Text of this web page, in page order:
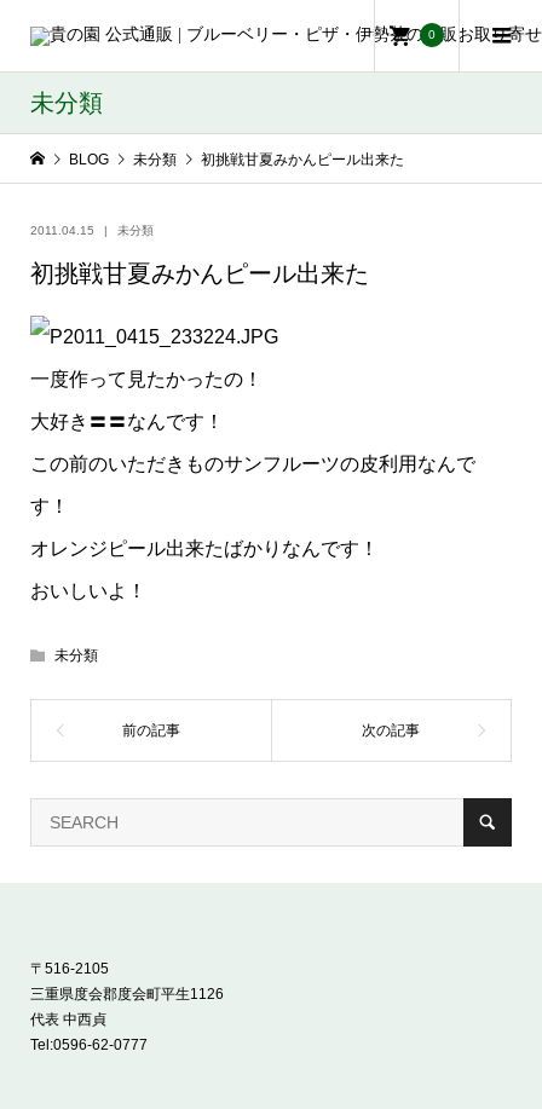
0
未分類
BLOG 未分類 初挑戦甘夏みかんピール出来た
2011.04.15 未分類
初挑戦甘夏みかんピール出来た
一度作って見たかったの！
大好き〓〓なんです！
この前のいただきものサンフルーツの皮利用なんで
す！
オレンジピール出来たばかりなんです！
おいしいよ！
未分類
〒516-2105
三重県度会郡度会町平生1126
代表 中西貞
Tel:0596-62-0777